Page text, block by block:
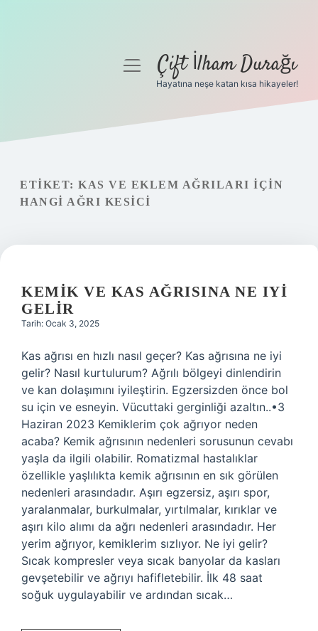
Gizlilik Politikası
Hakkımızda
menüyüÇift İlham Durağı
Hayatına neşe katan kısa hikayeler!
ETIKET: KAS VE EKLEM AĞRILARI IÇIN
HANGI AĞRI KESICI
KEMIK VE KAS AĞRISINA NE IYI
GELIR
Tarih: Ocak 3, 2025
Kas ağrısı en hızlı nasıl geçer? Kas ağrısına ne iyi
gelir? Nasıl kurtulurum? Ağrılı bölgeyi dinlendirin
ve kan dolaşımını iyileştirin. Egzersizden önce bol
su için ve esneyin. Vücuttaki gerginliği azaltın..•3
Haziran 2023 Kemiklerim çok ağrıyor neden
acaba? Kemik ağrısının nedenleri sorusunun cevabı
yaşla da ilgili olabilir. Romatizmal hastalıklar
özellikle yaşlılıkta kemik ağrısının en sık görülen
nedenleri arasındadır. Aşırı egzersiz, aşırı spor,
yaralanmalar, burkulmalar, yırtılmalar, kırıklar ve
aşırı kilo alımı da ağrı nedenleri arasındadır. Her
yerim ağrıyor, kemiklerim sızlıyor. Ne iyi gelir?
Sıcak kompresler veya sıcak banyolar da kasları
gevşetebilir ve ağrıyı hafifletebilir. İlk 48 saat
soğuk uygulayabilir ve ardından sıcak…